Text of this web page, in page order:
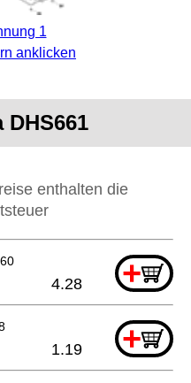
1
anklicken
enthalten die
+
4.28
+
1.19